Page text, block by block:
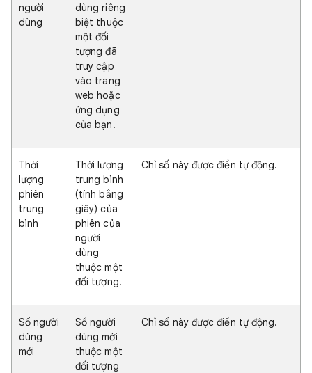
người
dùng
dùng riêng
biệt thuộc
một đối
tượng đã
truy cập
vào trang
web hoặc
ứng dụng
của bạn.
Thời
lượng
phiên
trung
bình
Thời lượng
trung bình
(tính bằng
giây) của
phiên của
người
dùng
thuộc một
đối tượng.
Chỉ số này được điền tự động.
Số người
dùng
mới
Số người
dùng mới
thuộc một
đối tượng
Chỉ số này được điền tự động.